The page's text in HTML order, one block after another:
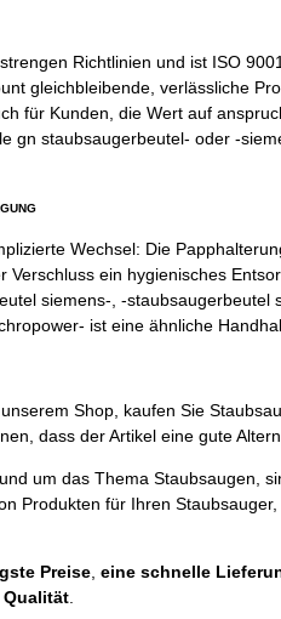
Richtlinien und ist ISO
gleichbleibende, verlässliche
für Kunden, die Wert auf
gn staubsaugerbeutel- oder -
Wechsel: Die
Verschluss ein hygienisches
siemens-, -staubsaugerbeutel
ist eine ähnliche
Shop, kaufen Sie
dass der Artikel eine gute
um das Thema Staubsaugen,
Produkten für Ihren
Preise,eine schnelle
Qualität.